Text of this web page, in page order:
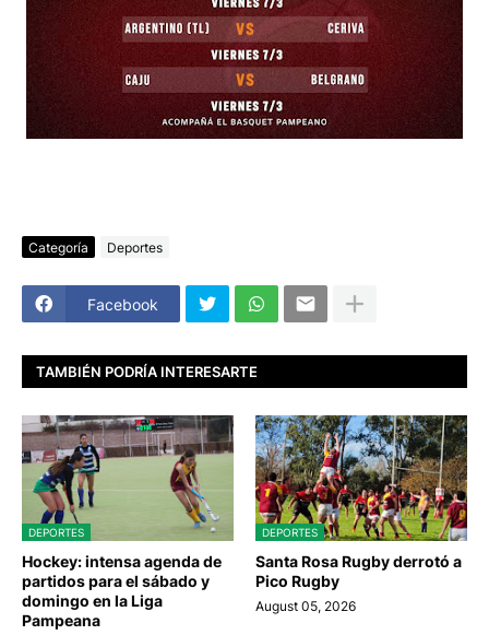
Categoría Deportes
Facebook
TAMBIÉN PODRÍA INTERESARTE
DEPORTES
Hockey: intensa agenda de
partidos para el sábado y
domingo en la Liga
Pampeana
DEPORTES
Santa Rosa Rugby derrotó a
Pico Rugby
August 05, 2026